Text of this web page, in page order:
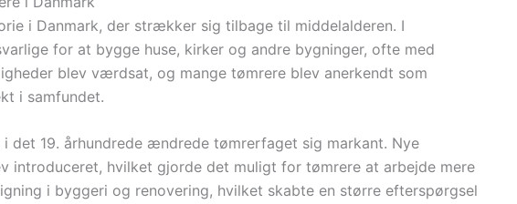
i Danmark, der strækker sig tilbage til middelalderen. I
for at bygge huse, kirker og andre bygninger, ofte med
blev værdsat, og mange tømrere blev anerkendt som
i samfundet.
det 19. århundrede ændrede tømrerfaget sig markant. Nye
introduceret, hvilket gjorde det muligt for tømrere at arbejde mere
i byggeri og renovering, hvilket skabte en større efterspørgsel